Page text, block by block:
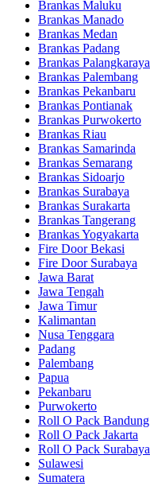
Brankas Maluku
Brankas Manado
Brankas Medan
Brankas Padang
Brankas Palangkaraya
Brankas Palembang
Brankas Pekanbaru
Brankas Pontianak
Brankas Purwokerto
Brankas Riau
Brankas Samarinda
Brankas Semarang
Brankas Sidoarjo
Brankas Surabaya
Brankas Surakarta
Brankas Tangerang
Brankas Yogyakarta
Fire Door Bekasi
Fire Door Surabaya
Jawa Barat
Jawa Tengah
Jawa Timur
Kalimantan
Nusa Tenggara
Padang
Palembang
Papua
Pekanbaru
Purwokerto
Roll O Pack Bandung
Roll O Pack Jakarta
Roll O Pack Surabaya
Sulawesi
Sumatera